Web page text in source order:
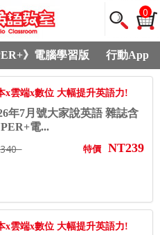
0
》電腦學習版 行動App
x雲端x數位 大幅提升英語力!
年7月號大家說英語 雜誌含
電...
特價 NT239
x雲端x數位 大幅提升英語力!